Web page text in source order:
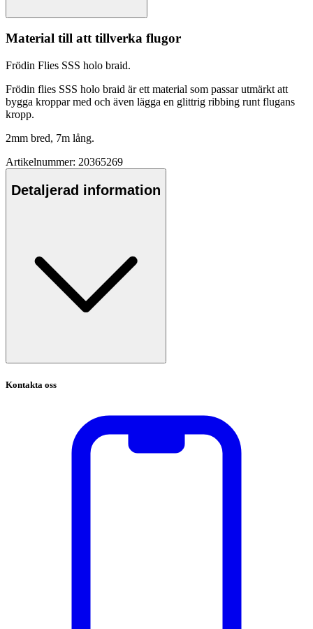
Material till att tillverka flugor
Frödin Flies SSS holo braid.
Frödin flies SSS holo braid är ett material som passar utmärkt att
bygga kroppar med och även lägga en glittrig ribbing runt flugans
kropp.
2mm bred, 7m lång.
Artikelnummer: 20365269
Detaljerad information
Kontakta oss